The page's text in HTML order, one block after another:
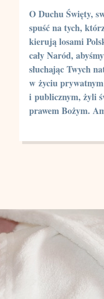
O Duchu Święty,
spuść na tych,
kierują losami
cały Naród, abyśmy
słuchając Twych
w życiu prywatnym
i publicznym, żyli
prawem Bożym.